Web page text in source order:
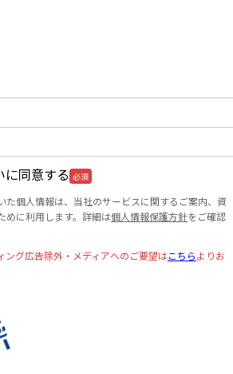
に同意する 必須
た個人情報は、当社のサービスに関するご案内、資
めに利用します。詳細は個人情報保護方針をご確認
ング広告除外・メディアへのご要望はこちらよりお